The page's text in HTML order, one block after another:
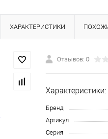
ХАРАКТЕРИСТИКИ
Отзывов: 0
Характеристики:
Бренд
Артикул
Серия